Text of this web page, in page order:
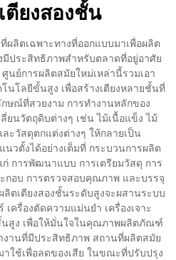
ตียงสองชั้น
ผลิตเฉพาะทางที่ออกแบบมาเพื่อผลิต
ประสิทธิภาพสำหรับตลาดที่อยู่อาศัย
ย์การผลิตสมัยใหม่เหล่านี้รวมเอา
นโลยีขั้นสูง เพื่อสร้างเตียงหลายชั้นที่
ษณ์ที่สวยงาม การทำงานหลักของ
ยนวัตถุดิบต่างๆ เช่น ไม้เนื้อแข็ง ไม้
ะวัสดุตกแต่งต่างๆ ให้กลายเป็น
นวตั้งได้อย่างเต็มที่ กระบวนการผลิต
การพัฒนาแบบ การเตรียมวัสดุ การ
กอบ การตรวจสอบคุณภาพ และบรรจุ
ตเตียงสองชั้นระดับสูงจะผสานระบบ
ครื่องตัดความแม่นยำ เครื่องเจาะ
สูง เพื่อให้มั่นใจในคุณภาพผลิตภัณฑ์
งานที่มีประสิทธิภาพ สถานที่ผลิตสมัย
ใช้เพื่อลดของเสีย ในขณะที่ปรับปรุง